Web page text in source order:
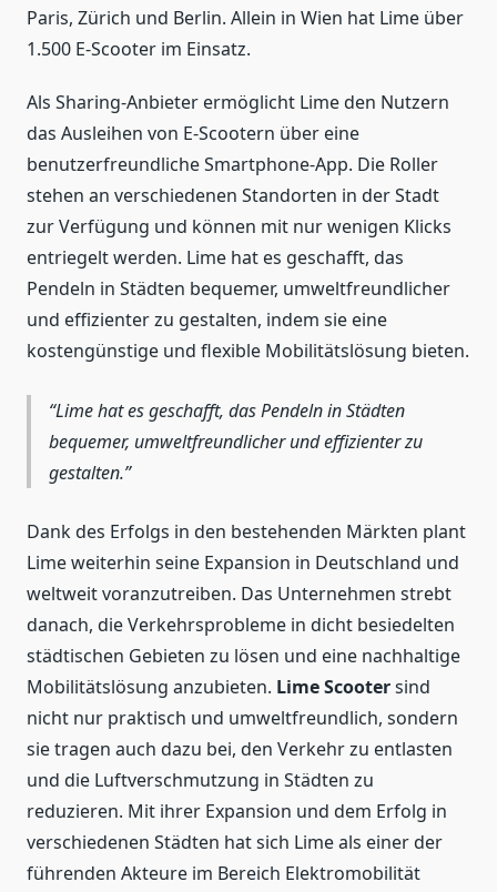
Paris, Zürich und Berlin. Allein in Wien hat Lime über
1.500 E-Scooter im Einsatz.
Als Sharing-Anbieter ermöglicht Lime den Nutzern
das Ausleihen von E-Scootern über eine
benutzerfreundliche Smartphone-App. Die Roller
stehen an verschiedenen Standorten in der Stadt
zur Verfügung und können mit nur wenigen Klicks
entriegelt werden. Lime hat es geschafft, das
Pendeln in Städten bequemer, umweltfreundlicher
und effizienter zu gestalten, indem sie eine
kostengünstige und flexible Mobilitätslösung bieten.
Lime hat es geschafft, das Pendeln in Städten
bequemer, umweltfreundlicher und effizienter zu
gestalten.
Dank des Erfolgs in den bestehenden Märkten plant
Lime weiterhin seine Expansion in Deutschland und
weltweit voranzutreiben. Das Unternehmen strebt
danach, die Verkehrsprobleme in dicht besiedelten
städtischen Gebieten zu lösen und eine nachhaltige
Mobilitätslösung anzubieten. Lime Scootersind
nicht nur praktisch und umweltfreundlich, sondern
sie tragen auch dazu bei, den Verkehr zu entlasten
und die Luftverschmutzung in Städten zu
reduzieren. Mit ihrer Expansion und dem Erfolg in
verschiedenen Städten hat sich Lime als einer der
führenden Akteure im Bereich Elektromobilität